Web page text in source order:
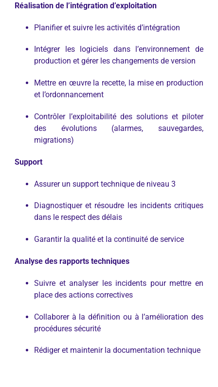
Réalisation de l’intégration d’exploitation
Planifier et suivre les activités d’intégration
Intégrer les logiciels dans l’environnement de
production et gérer les changements de version
Mettre en œuvre la recette, la mise en production
et l’ordonnancement
Contrôler l’exploitabilité des solutions et piloter
des évolutions (alarmes, sauvegardes,
migrations)
Support
Assurer un support technique de niveau 3
Diagnostiquer et résoudre les incidents critiques
dans le respect des délais
Garantir la qualité et la continuité de service
Analyse des rapports techniques
Suivre et analyser les incidents pour mettre en
place des actions correctives
Collaborer à la définition ou à l’amélioration des
procédures sécurité
Rédiger et maintenir la documentation technique